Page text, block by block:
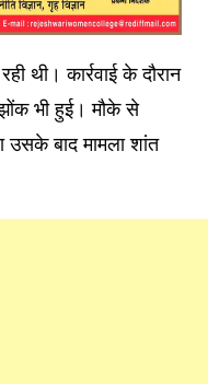
थी। कार्रवाई के दौरान
भी हुई। मौके से
उसके बाद मामला शांत